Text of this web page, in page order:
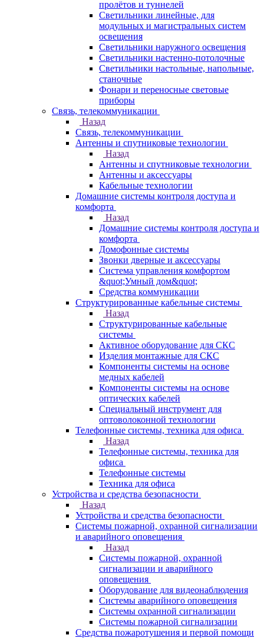
пролётов и туннелей
Светильники линейные, для
модульных и магистральных систем
освещения
Светильники наружного освещения
Светильники настенно-потолочные
Светильники настольные, напольные,
станочные
Фонари и переносные световые
приборы
Связь, телекоммуникации
Назад
Связь, телекоммуникации
Антенны и спутниковые технологии
Назад
Антенны и спутниковые технологии
Антенны и аксессуары
Кабельные технологии
Домашние системы контроля доступа и
комфорта
Назад
Домашние системы контроля доступа и
комфорта
Домофонные системы
Звонки дверные и аксессуары
Система управления комфортом
&quot;Умный дом&quot;
Средства коммуникации
Структурированные кабельные системы
Назад
Структурированные кабельные
системы
Активное оборудование для СКС
Изделия монтажные для СКС
Компоненты системы на основе
медных кабелей
Компоненты системы на основе
оптических кабелей
Специальный инструмент для
оптоволоконной технологии
Телефонные системы, техника для офиса
Назад
Телефонные системы, техника для
офиса
Телефонные системы
Техника для офиса
Устройства и средства безопасности
Назад
Устройства и средства безопасности
Системы пожарной, охранной сигнализации
и аварийного оповещения
Назад
Системы пожарной, охранной
сигнализации и аварийного
оповещения
Оборудование для видеонаблюдения
Системы аварийного оповещения
Системы охранной сигнализации
Системы пожарной сигнализации
Средства пожаротушения и первой помощи